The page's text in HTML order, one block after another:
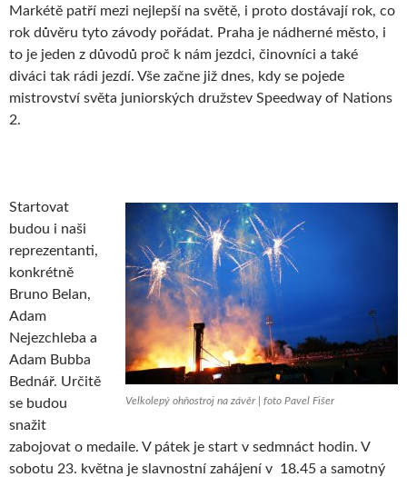
Markétě patří mezi nejlepší na světě, i proto dostávají rok, co
rok důvěru tyto závody pořádat. Praha je nádherné město, i
to je jeden z důvodů proč k nám jezdci, činovníci a také
diváci tak rádi jezdí. Vše začne již dnes, kdy se pojede
mistrovství světa juniorských družstev Speedway of Nations
2.
Velkolepý ohňostroj na závěr | foto Pavel Fišer
Startovat
budou i naši
reprezentanti,
konkrétně
Bruno Belan,
Adam
Nejezchleba a
Adam Bubba
Bednář. Určitě
se budou
snažit
zabojovat o medaile. V pátek je start v sedmnáct hodin. V
sobotu 23. května je slavnostní zahájení v 18.45 a samotný